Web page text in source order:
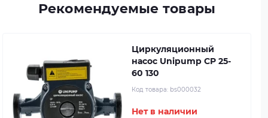
Рекомендуемые товары
Циркуляционный
насос Unipump CP 25-
60 130
Код товара: bs000032
Нет в наличии